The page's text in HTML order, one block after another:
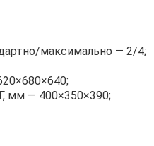
максимально — 2/4;
мм — 400×350×390;